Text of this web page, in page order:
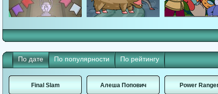
По дате По популярности По рейтингу
Final Slam Алеша Попович Power